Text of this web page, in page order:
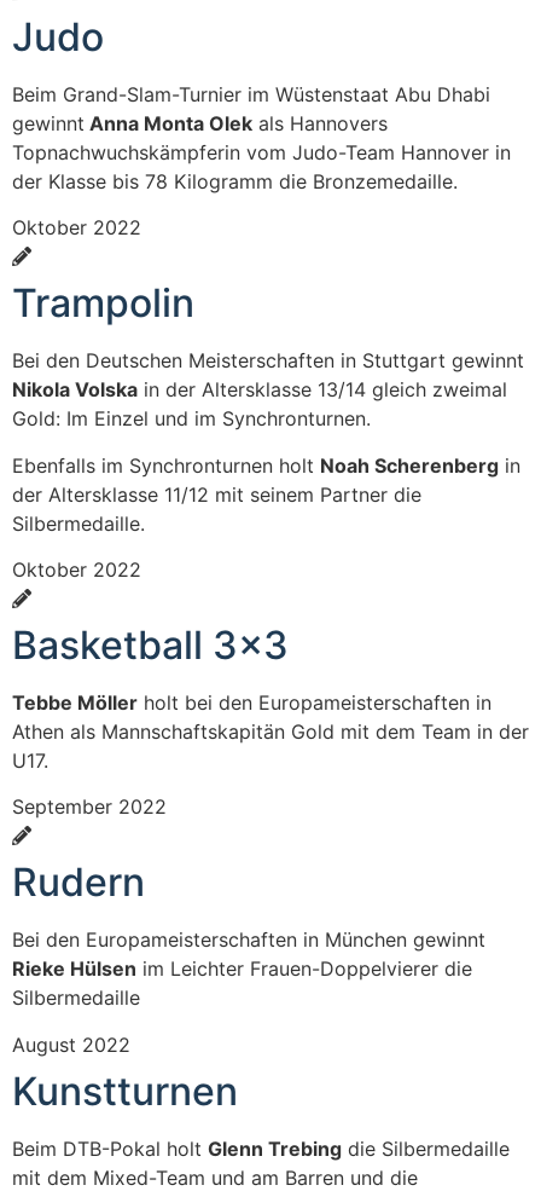
Judo
Beim Grand-Slam-Turnier im Wüstenstaat Abu Dhabi
gewinnt Anna Monta Olek als Hannovers
Topnachwuchskämpferin vom Judo-Team Hannover in
der Klasse bis 78 Kilogramm die Bronzemedaille.
Oktober 2022
Trampolin
Bei den Deutschen Meisterschaften in Stuttgart gewinnt
Nikola Volska in der Altersklasse 13/14 gleich zweimal
Gold: Im Einzel und im Synchronturnen.
Ebenfalls im Synchronturnen holt Noah Scherenberg in
der Altersklasse 11/12 mit seinem Partner die
Silbermedaille.
Oktober 2022
Basketball 3x3
Tebbe Möller holt bei den Europameisterschaften in
Athen als Mannschaftskapitän Gold mit dem Team in der
U17.
September 2022
Rudern
Bei den Europameisterschaften in München gewinnt
Rieke Hülsen im Leichter Frauen-Doppelvierer die
Silbermedaille
August 2022
Kunstturnen
Beim DTB-Pokal holt Glenn Trebing die Silbermedaille
mit dem Mixed-Team und am Barren und die